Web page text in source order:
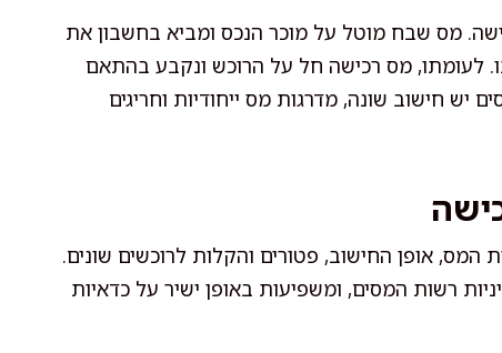
מס שבח מוטל על מוכר הנכס ומביא בחשבון את
לעומתו, מס רכישה חל על הרוכש ונקבע בהתאם
חישוב שונה, מדרגות מס ייחודיות וחריגים
אופן החישוב, פטורים והקלות לרוכשים שונים.
רשות המסים, ומשפיעות באופן ישיר על כדאיות